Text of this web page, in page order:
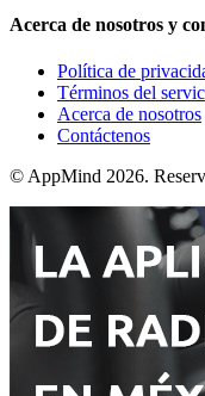
Acerca de nosotros y
Política de
Términos del
Acerca de nosotros
Contáctenos
© AppMind 2026.